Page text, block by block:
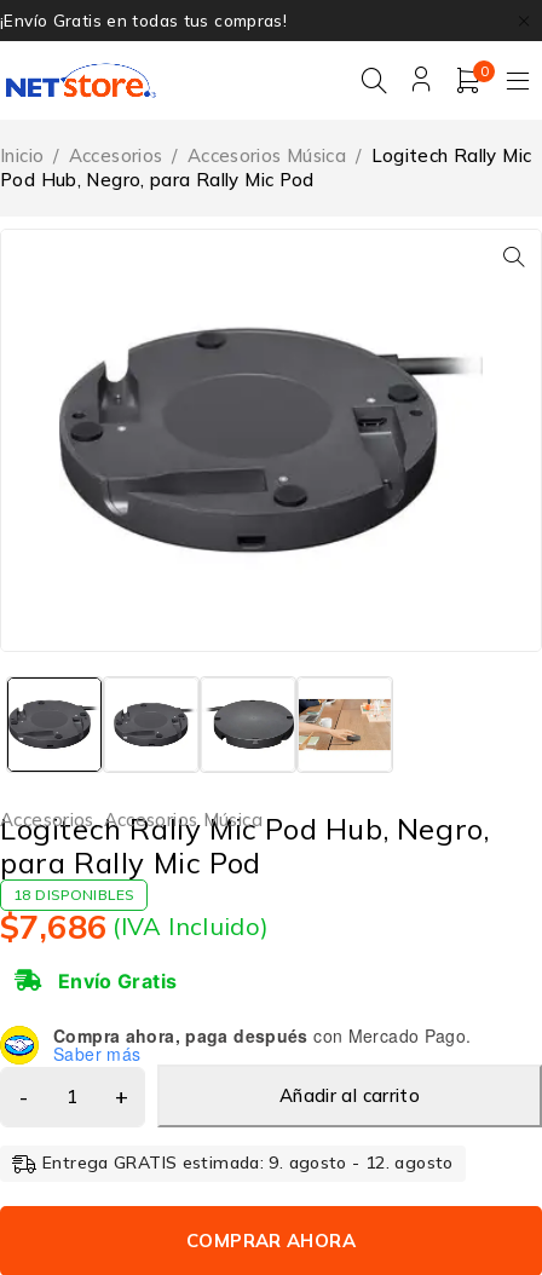
¡Envío Gratis en todas tus compras!
0
Inicio / Accesorios / Accesorios Música / Logitech Rally Mic
Pod Hub, Negro, para Rally Mic Pod
Accesorios,Accesorios Música
Logitech Rally Mic Pod Hub, Negro,
para Rally Mic Pod
18 DISPONIBLES
$7,686 (IVA Incluido)
Envío Gratis
Compra ahora, paga después con Mercado Pago.
Saber más
Añadir al carrito
Entrega GRATIS estimada: 9. agosto - 12. agosto
COMPRAR AHORA